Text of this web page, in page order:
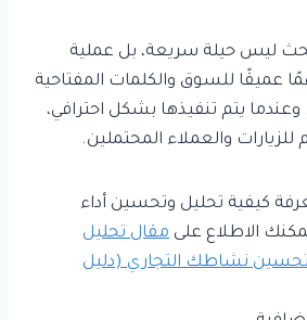
ليس حيلة سريعة، بل عملية
عميقًا للسوق والكلمات المفتاحية
يتم تنفيذها بشكل احترافي،
والعملاء المحتملين.
كيفية تحليل وتحسين أداء
يمكنك الاطلاع على مقال تحليل
نشاطك التجاري (دليل